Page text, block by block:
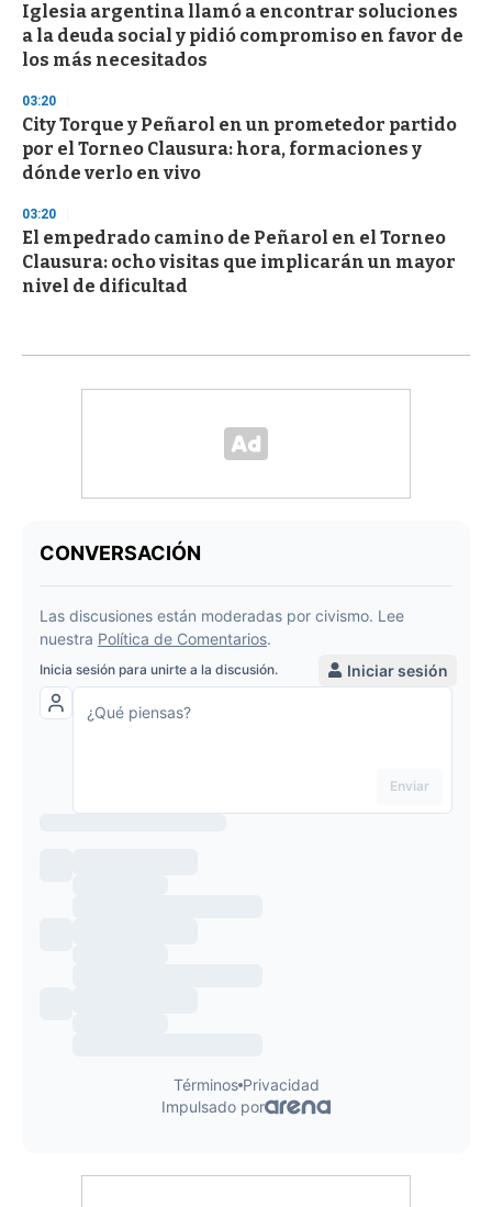
Iglesia argentina llamó a encontrar soluciones
a la deuda social y pidió compromiso en favor de
los más necesitados
03:20
City Torque y Peñarol en un prometedor partido
por el Torneo Clausura: hora, formaciones y
dónde verlo en vivo
03:20
El empedrado camino de Peñarol en el Torneo
Clausura: ocho visitas que implicarán un mayor
nivel de dificultad